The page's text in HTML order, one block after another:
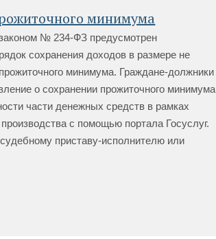
минимума
№ 234-ФЗ предусмотрен
сохранения доходов в размере не
минимума. Граждане-должники
о сохранении прожиточного минимума
части денежных средств в рамках
с помощью портала Госуслуг.
приставу-исполнителю или